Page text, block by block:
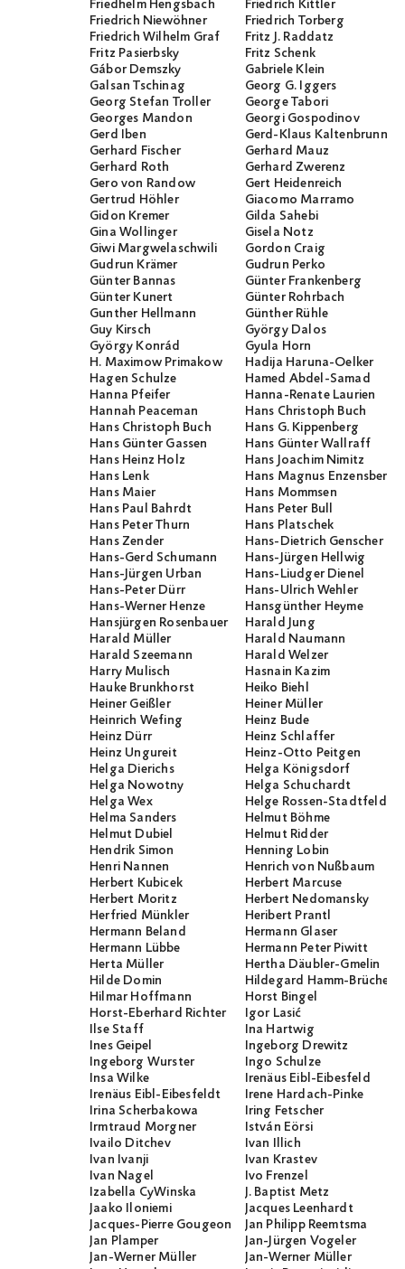
Friedhelm Hengsbach
Friedrich Kittler
Friedrich Niewöhner
Friedrich Torberg
Friedrich Wilhelm Graf
Fritz J. Raddatz
Fritz Pasierbsky
Fritz Schenk
Gábor Demszky
Gabriele Klein
Galsan Tschinag
Georg G. Iggers
Georg Stefan Troller
George Tabori
Georges Mandon
Georgi Gospodinov
Gerd Iben
Gerd-Klaus Kaltenbrunner
Gerhard Fischer
Gerhard Mauz
Gerhard Roth
Gerhard Zwerenz
Gero von Randow
Gert Heidenreich
Gertrud Höhler
Giacomo Marramo
Gidon Kremer
Gilda Sahebi
Gina Wollinger
Gisela Notz
Giwi Margwelaschwili
Gordon Craig
Gudrun Krämer
Gudrun Perko
Günter Bannas
Günter Frankenberg
Günter Kunert
Günter Rohrbach
Gunther Hellmann
Günther Rühle
Guy Kirsch
György Dalos
György Konrád
Gyula Horn
H. Maximow Primakow
Hadija Haruna-Oelker
Hagen Schulze
Hamed Abdel-Samad
Hanna Pfeifer
Hanna-Renate Laurien
Hannah Peaceman
Hans Christoph Buch
Hans Christoph Buch
Hans G. Kippenberg
Hans Günter Gassen
Hans Günter Wallraff
Hans Heinz Holz
Hans Joachim Nimitz
Hans Lenk
Hans Magnus
Hans Maier
Hans Mommsen
Hans Paul Bahrdt
Hans Peter Bull
Hans Peter Thurn
Hans Platschek
Hans Zender
Hans-Dietrich Genscher
Hans-Gerd Schumann
Hans-Jürgen Hellwig
Hans-Jürgen Urban
Hans-Liudger Dienel
Hans-Peter Dürr
Hans-Ulrich Wehler
Hans-Werner Henze
Hansgünther Heyme
Hansjürgen Rosenbauer
Harald Jung
Harald Müller
Harald Naumann
Harald Szeemann
Harald Welzer
Harry Mulisch
Hasnain Kazim
Hauke Brunkhorst
Heiko Biehl
Heiner Geißler
Heiner Müller
Heinrich Wefing
Heinz Bude
Heinz Dürr
Heinz Schlaffer
Heinz Ungureit
Heinz-Otto Peitgen
Helga Dierichs
Helga Königsdorf
Helga Nowotny
Helga Schuchardt
Helga Wex
Helge Rossen-Stadtfeld
Helma Sanders
Helmut Böhme
Helmut Dubiel
Helmut Ridder
Hendrik Simon
Henning Lobin
Henri Nannen
Henrich von Nußbaum
Herbert Kubicek
Herbert Marcuse
Herbert Moritz
Herbert Nedomansky
Herfried Münkler
Heribert Prantl
Hermann Beland
Hermann Glaser
Hermann Lübbe
Hermann Peter Piwitt
Herta Müller
Hertha Däubler-Gmelin
Hilde Domin
Hildegard Hamm-Brücher
Hilmar Hoffmann
Horst Bingel
Horst-Eberhard Richter
Igor Lasić
Ilse Staff
Ina Hartwig
Ines Geipel
Ingeborg Drewitz
Ingeborg Wurster
Ingo Schulze
Insa Wilke
Irenäus Eibl-Eibesfeld
Irenäus Eibl-Eibesfeldt
Irene Hardach-Pinke
Irina Scherbakowa
Iring Fetscher
Irmtraud Morgner
István Eörsi
Ivailo Ditchev
Ivan Illich
Ivan Ivanji
Ivan Krastev
Ivan Nagel
Ivo Frenzel
Izabella CyWinska
J. Baptist Metz
Jaako Iloniemi
Jacques Leenhardt
Jacques-Pierre Gougeon
Jan Philipp Reemtsma
Jan Plamper
Jan-Jürgen Vogeler
Jan-Werner Müller
Jan-Werner Müller